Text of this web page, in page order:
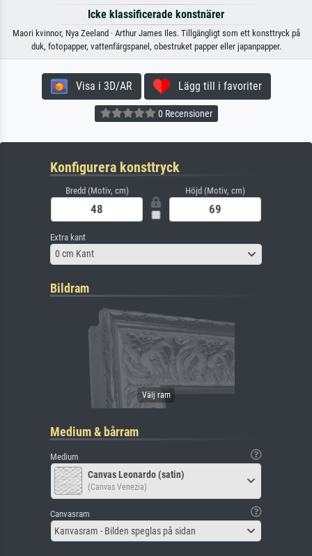
Icke klassificerade konstnärer
Maori kvinnor, Nya Zeeland · Arthur James Iles. Tillgängligt som ett konsttryck på
duk, fotopapper, vattenfärgspanel, obestruket papper eller japanpapper.
Visa i 3D/AR Lägg till i favoriter
0 Recensioner
Konfigurera konsttryck
Bredd (Motiv, cm) Höjd (Motiv, cm)
Extra kant
0 cm Kant
Bildram
Medium & bårram
Medium
Canvas Leonardo (satin)
(Canvas Venezia)
Canvasram
Kanvasram - Bilden speglas på sidan